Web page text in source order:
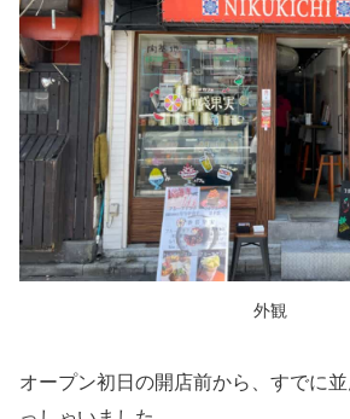
外観
オープン初日の開店前から、すでに